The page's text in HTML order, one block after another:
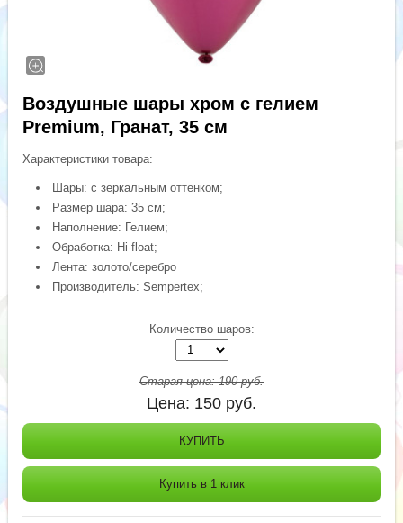
Воздушные шары хром с гелием
Premium, Гранат, 35 см
Характеристики товара:
Шары: с зеркальным оттенком;
Размер шара: 35 см;
Наполнение: Гелием;
Обработка: Hi-float;
Лента: золото/серебро
Производитель: Sempertex;
Количество шаров:
Старая цена:190руб.
Цена: 150 руб.
КУПИТЬ
Купить в 1 клик